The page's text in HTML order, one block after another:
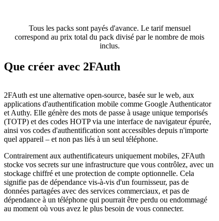
Tous les packs sont payés d'avance. Le tarif mensuel
correspond au prix total du pack divisé par le nombre de mois
inclus.
Que créer avec 2FAuth
2FAuth est une alternative open-source, basée sur le web, aux
applications d'authentification mobile comme Google Authenticator
et Authy. Elle génère des mots de passe à usage unique temporisés
(TOTP) et des codes HOTP via une interface de navigateur épurée,
ainsi vos codes d'authentification sont accessibles depuis n'importe
quel appareil – et non pas liés à un seul téléphone.
Contrairement aux authentificateurs uniquement mobiles, 2FAuth
stocke vos secrets sur une infrastructure que vous contrôlez, avec un
stockage chiffré et une protection de compte optionnelle. Cela
signifie pas de dépendance vis-à-vis d'un fournisseur, pas de
données partagées avec des services commerciaux, et pas de
dépendance à un téléphone qui pourrait être perdu ou endommagé
au moment où vous avez le plus besoin de vous connecter.